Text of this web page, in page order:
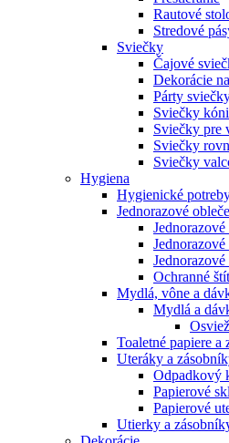
Rautové
Stredové
Sviečky
Čajové
Dekorácie
Párty
Sviečky
Sviečky pre
Sviečky
Sviečky
Hygiena
Hygienické
Jednorazové
Ochranné
Mydlá, vône a
Mydlá a
Toaletné papiere a
Uteráky a
Odpadkový
Papierové
Papierové
Utierky a